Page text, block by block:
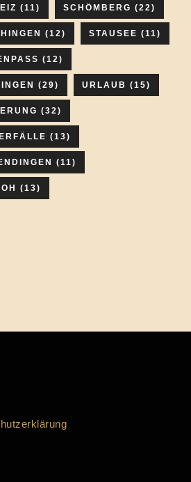
(11) SCHÖMBERG (22)
(12) STAUSEE (11)
(12)
(29) URLAUB (15)
(32)
(13)
(11)
(13)